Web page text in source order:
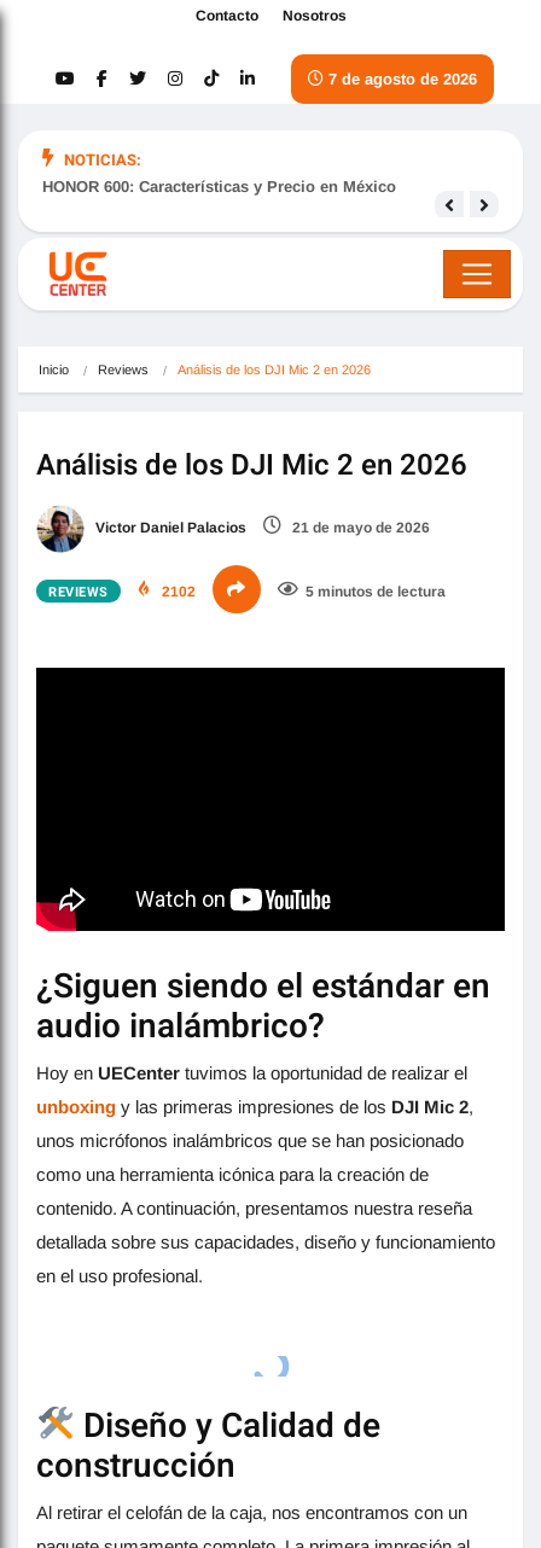
Contacto Nosotros
7 de agosto de 2026
NOTICIAS:
HONOR 600: Características y Precio en México
Inicio Reviews Análisis de los DJI Mic 2 en 2026
Análisis de los DJI Mic 2 en 2026
Victor Daniel Palacios 21 de mayo de 2026
REVIEWS 2102 5 minutos de lectura
¿Siguen siendo el estándar en
audio inalámbrico?
Hoy en UECenter tuvimos la oportunidad de realizar el
unboxing y las primeras impresiones de los DJI Mic 2,
unos micrófonos inalámbricos que se han posicionado
como una herramienta icónica para la creación de
contenido. A continuación, presentamos nuestra reseña
detallada sobre sus capacidades, diseño y funcionamiento
en el uso profesional.
Diseño y Calidad de
construcción
Al retirar el celofán de la caja, nos encontramos con un